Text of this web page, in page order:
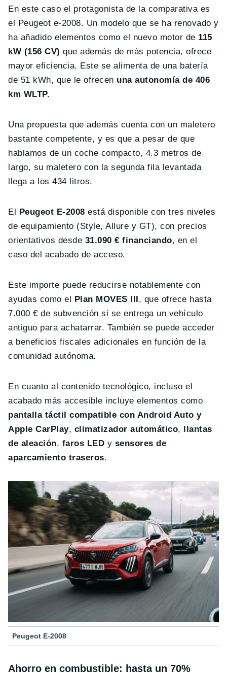
En este caso el protagonista de la comparativa es
el Peugeot e-2008. Un modelo que se ha renovado y
ha añadido elementos como el nuevo motor de 115
kW (156 CV) que además de más potencia, ofrece
mayor eficiencia. Este se alimenta de una batería
de 51 kWh, que le ofrecen una autonomía de 406
km WLTP.
Una propuesta que además cuenta con un maletero
bastante competente, y es que a pesar de que
hablamos de un coche compacto, 4.3 metros de
largo, su maletero con la segunda fila levantada
llega a los 434 litros.
El Peugeot E-2008 está disponible con tres niveles
de equipamiento (Style, Allure y GT), con precios
orientativos desde 31.090 € financiando, en el
caso del acabado de acceso.
Este importe puede reducirse notablemente con
ayudas como el
Plan MOVES III , que ofrece hasta
7.000 € de subvención si se entrega un vehículo
antiguo para achatarrar. También se puede acceder
a beneficios fiscales adicionales en función de la
comunidad autónoma.
En cuanto al contenido tecnológico, incluso el
acabado más accesible incluye elementos como
pantalla táctil compatible con Android Auto y
Apple CarPlay, climatizador automático,
llantas
de aleación, faros LED y sensores de
aparcamiento traseros.
Peugeot E-2008
Ahorro en combustible: hasta un 70%